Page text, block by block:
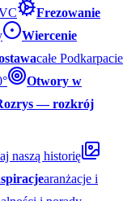
Frezowanie
Wiercenie
całe Podkarpacie
Otwory w
— rozkrój
naszą historię
aranżacje i